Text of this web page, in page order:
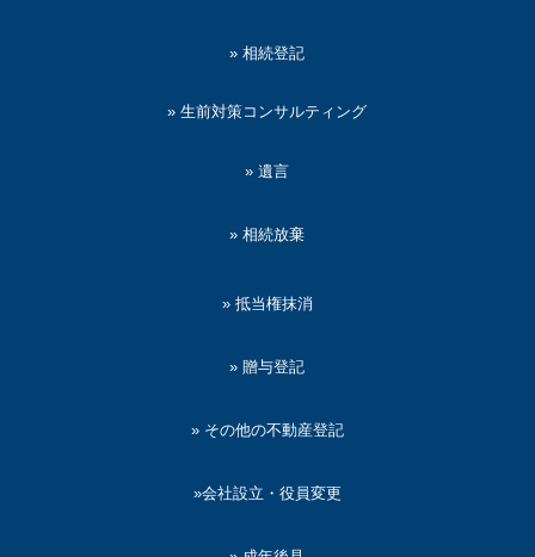
» 相続登記
» 生前対策コンサルティング
» 遺言
» 相続放棄
» 抵当権抹消
» 贈与登記
» その他の不動産登記
»会社設立・役員変更